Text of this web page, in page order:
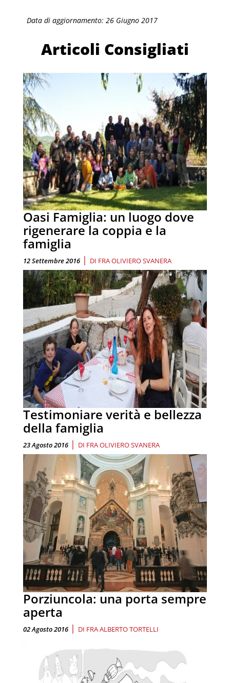
Data di aggiornamento: 26 Giugno 2017
Articoli Consigliati
Oasi Famiglia: un luogo dove
rigenerare la coppia e la
famiglia
12 Settembre 2016 | DI FRA OLIVIERO SVANERA
Testimoniare verità e bellezza
della famiglia
23 Agosto 2016 | DI FRA OLIVIERO SVANERA
Porziuncola: una porta sempre
aperta
02 Agosto 2016 | DI FRA ALBERTO TORTELLI